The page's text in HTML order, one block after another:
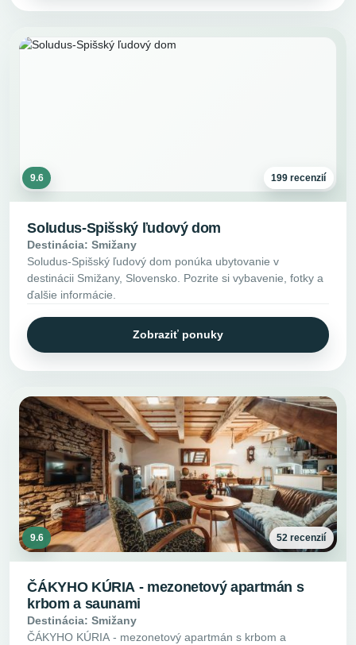
9.6 199 recenzií
Soludus-Spišský ľudový dom
Destinácia: Smižany
Soludus-Spišský ľudový dom ponúka ubytovanie v
destinácii Smižany, Slovensko. Pozrite si vybavenie, fotky a
ďalšie informácie.
Zobraziť ponuky
9.6 52 recenzií
ČÁKYHO KÚRIA - mezonetový apartmán s
krbom a saunami
Destinácia: Smižany
ČÁKYHO KÚRIA - mezonetový apartmán s krbom a